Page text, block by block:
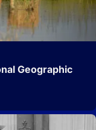
Geographic